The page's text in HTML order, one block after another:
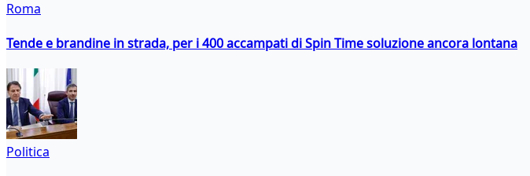
Roma
Tende e brandine in strada, per i 400 accampati di Spin Time soluzione ancora lontana
Politica